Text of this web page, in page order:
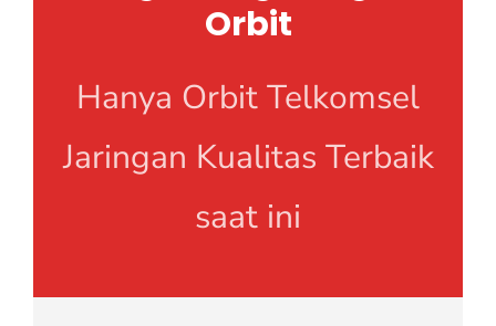
Orbit
Hanya Orbit Telkomsel
Jaringan Kualitas Terbaik
saat ini